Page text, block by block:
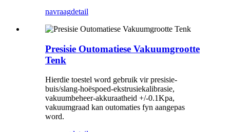
navraagdetail
Presisie Outomatiese Vakuumgrootte
Tenk
Hierdie toestel word gebruik vir presisie-
buis/slang-hoëspoed-ekstrusiekalibrasie,
vakuumbeheer-akkuraatheid +/-0.1Kpa,
vakuumgraad kan outomaties fyn aangepas
word.